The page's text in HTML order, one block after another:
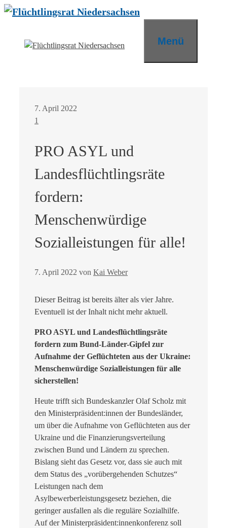
Zum
Menü
7. April 2022
1
PRO ASYL und
Landesflüchtlingsräte
fordern:
Menschenwürdige
Sozialleistungen für alle!
7. April 2022 von Kai Weber
Dieser Beitrag ist bereits älter als vier Jahre.
Eventuell ist der Inhalt nicht mehr aktuell.
PRO ASYL und Landesflüchtlingsräte
fordern zum Bund-Länder-Gipfel zur
Aufnahme der Geflüchteten aus der Ukraine:
Menschenwürdige Sozialleistungen für alle
sicherstellen!
Heute trifft sich Bundeskanzler Olaf Scholz mit
den Ministerpräsident:innen der Bundesländer,
um über die Aufnahme von Geflüchteten aus der
Ukraine und die Finanzierungsverteilung
zwischen Bund und Ländern zu sprechen.
Bislang sieht das Gesetz vor, dass sie auch mit
dem Status des „vorübergehenden Schutzes“
Leistungen nach dem
Asylbewerberleistungsgesetz beziehen, die
geringer ausfallen als die reguläre Sozialhilfe.
Auf der Ministerpräsident:innenkonferenz soll